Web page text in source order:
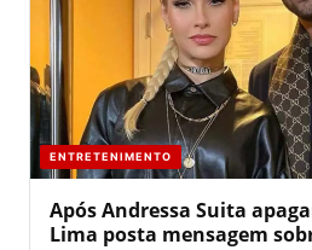
ENTRETENIMENTO
Após Andressa Suita
Lima posta mensagem